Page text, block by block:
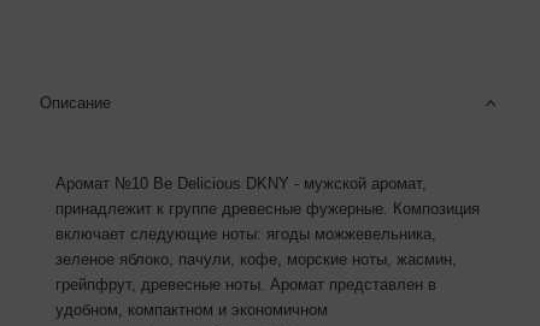
Описание
Аромат №10 Be Delicious DKNY - мужской аромат,
принадлежит к группе древесные фужерные. Композиция
включает следующие ноты: ягоды можжевельника,
зеленое яблоко, пачули, кофе, морские ноты, жасмин,
грейпфрут, древесные ноты. Аромат представлен в
удобном, компактном и экономичном